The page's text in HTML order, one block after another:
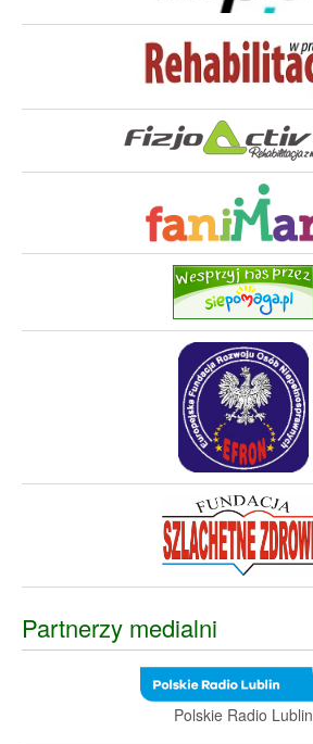
Partnerzy medialni
Polskie Radio Lublin